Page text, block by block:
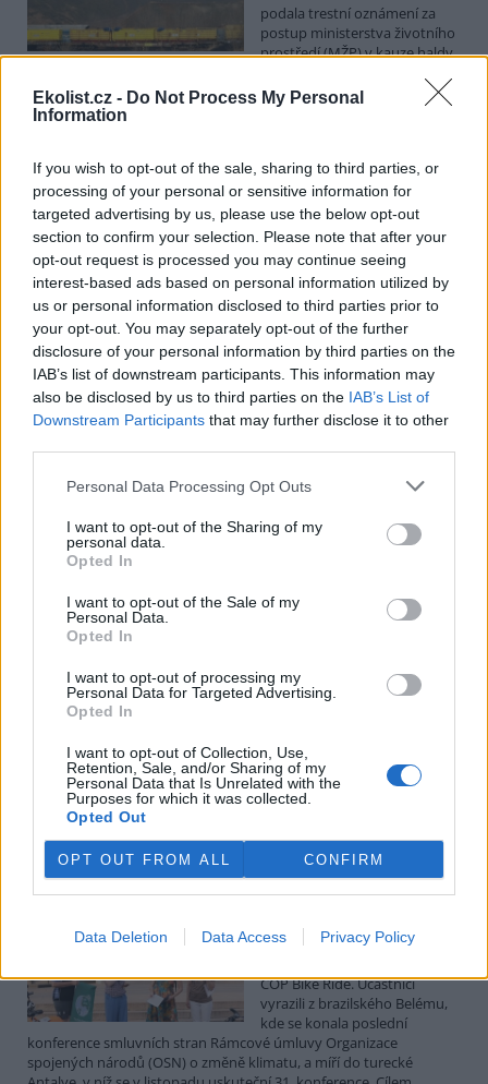
Ekolist.cz - Do Not Process My Personal
Information
If you wish to opt-out of the sale, sharing to third parties, or
processing of your personal or sensitive information for
targeted advertising by us, please use the below opt-out
section to confirm your selection. Please note that after your
opt-out request is processed you may continue seeing
interest-based ads based on personal information utilized by
us or personal information disclosed to third parties prior to
your opt-out. You may separately opt-out of the further
disclosure of your personal information by third parties on the
IAB’s list of downstream participants. This information may
also be disclosed by us to third parties on the IAB’s List of
Downstream Participants that may further disclose it to other
Personal Data Processing Opt Outs
I want to opt-out of the Sharing of my
personal data.
Opted In
I want to opt-out of the Sale of my
Personal Data.
Opted In
I want to opt-out of processing my
Personal Data for Targeted Advertising.
Opted In
I want to opt-out of Collection, Use,
Retention, Sale, and/or Sharing of my
Personal Data that Is Unrelated with the
Purposes for which it was collected.
Opted Out
OPT OUT FROM ALL CONFIRM
Data Deletion Data Access Privacy Policy
podala trestní oznámení za
postup ministerstva životního
prostředí (MŽP) v kauze haldy
pirátská strana. Požaduje, aby policie prověřila okolnosti odebrání
případu České inspekci životního prostředí (ČIŽP) a zastavení řízení.
dalším osobám, jejichž účast na popsaném postupu může být
zjištěna prověřováním. Stanovisko MŽP a ČIŽP ČTK shání.
Ředitelé odborů i mluvčí se z ČIŽP rozhodli odejít z
vlastní vůle, řekl Straka
ČTK )
Diskuse: 1
Ředitel odboru vnitřních
služeb Matěj Mrlina, vedoucí
služebního úřadu Oldřich
Jarolím a tisková mluvčí Miriam
Loužecká končí na České
inspekci životního prostředí (ČIŽP) z vlastní iniciativy. Na dotaz ČTK
to napsal nový ředitel inspekce Pavel Straka (za Motoristy). O jejich
Podle něj tak končí dva z pěti ředitelů odborů na ČIŽP.
Veterináři v horku ošetřují více zvířat, ohrožení jsou psi
se zploštělým čumákem
6.8.2026 15:15 (ČTK)
Veterináři v současných
podle nich patří plemena psů s
krátkou lebkou a zploštělým
čumákem, jako jsou například mopsi nebo buldočci, starší jedinci a
vyhledávají veterinární ošetření nejčastěji kvůli přehřátí organismu,
dehydrataci nebo kolapsu. ČTK to sdělila viceprezidentka Komory
veterinárních lékařů ČR Kateřina Valdhans.
Do Prahy dorazili jezdci cyklistické štafety, míří na
konferenci o klimatu
Do Prahy dnes dorazili jezdci
COP Bike Ride. Účastníci
vyrazili z brazilského Belému,
kde se konala poslední
konference smluvních stran Rámcové úmluvy Organizace
spojených národů (OSN) o změně klimatu, a míří do turecké